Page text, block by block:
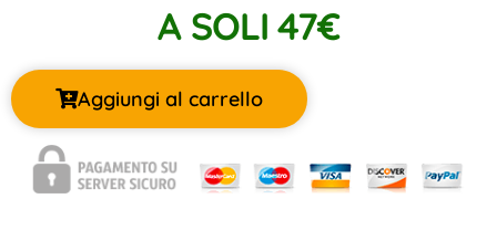
A SOLI 47€
Aggiungi al carrello